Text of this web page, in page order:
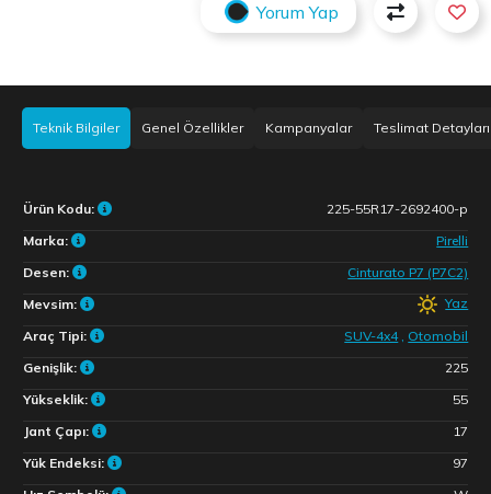
Yorum Yap
Teknik Bilgiler Genel Özellikler Kampanyalar Teslimat Detayları
Ürün Kodu:
225-55R17-2692400-p
Marka:
Pirelli
Desen:
Cinturato P7 (P7C2)
Mevsim:
Yaz
Araç Tipi:
SUV-4x4 , Otomobil
Genişlik:
225
Yükseklik:
55
Jant Çapı:
17
Yük Endeksi:
97